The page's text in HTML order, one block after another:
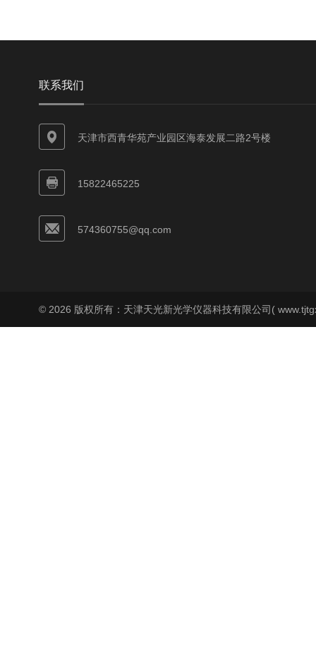
联系我们
天津市西青华苑产业园区海泰发展二路2号楼
15822465225
574360755@qq.com
© 2026 版权所有：天津天光新光学仪器科技有限公司(